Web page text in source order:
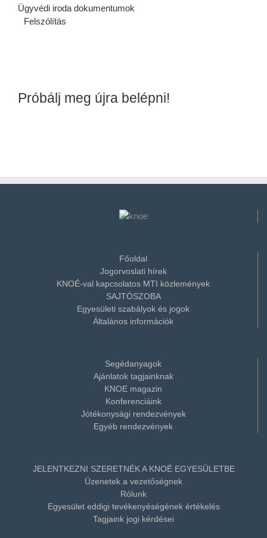
Próbálj meg újra belépni!
Ügyvédi iroda dokumentumok
Felszólítás
Főoldal
Jogorvoslati hírek
KNOÉ-val kapcsolatos MTI közlemények
SAJTÓSZOBA
Egyesületi szabályok és jogok
Általános információk
Segédanyagok
Ajánlatok tagjainknak
KNOE magazin
Konferenciáink
Jótékonysági rendezvények
Egyéb rendezvények
JELENTKEZNI SZERETNÉK A KNOÉ EGYESÜLETBE
Üzenetek a vezetőségnek
Rólunk
Egyesület eddigi tevékenyéségének értékelés
Tagjaink jogi kérdései